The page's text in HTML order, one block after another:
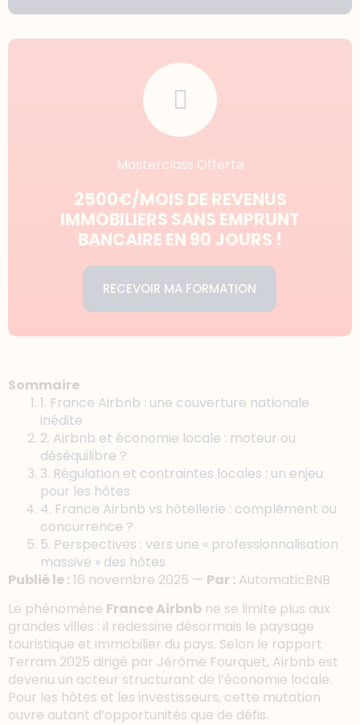
Sommaire
1. France Airbnb : une couverture nationale
inédite
2. Airbnb et économie locale : moteur ou
déséquilibre ?
3. Régulation et contraintes locales : un enjeu
pour les hôtes
4. France Airbnb vs hôtellerie : complément ou
concurrence ?
5. Perspectives : vers une « professionnalisation
massive » des hôtes
Publié le :16 novembre 2025 — Par : AutomaticBNB
Le phénomène France Airbnb ne se limite plus aux
grandes villes : il redessine désormais le paysage
touristique et immobilier du pays. Selon le rapport
Terram 2025 dirigé par Jérôme Fourquet, Airbnb est
devenu un acteur structurant de l’économie locale.
Pour les hôtes et les investisseurs, cette mutation
ouvre autant d’opportunités que de défis.
Masterclass Offerte
2500€/MOIS DE REVENUS
IMMOBILIERS SANS EMPRUNT
BANCAIRE EN 90 JOURS !
RECEVOIR MA FORMATION